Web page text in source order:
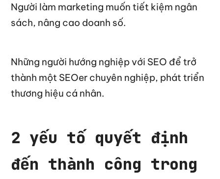
Người làm marketing muốn tiết kiệm ngân
sách, nâng cao doanh số.
Những người hướng nghiệp với SEO để trở
thành một SEOer chuyên nghiệp, phát triển
thương hiệu cá nhân.
2 yếu tố quyết định
đến thành công trong